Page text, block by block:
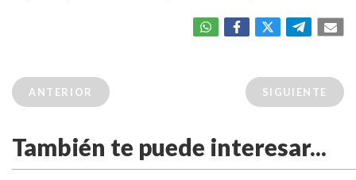
ANTERIOR SIGUIENTE
También te puede interesar...